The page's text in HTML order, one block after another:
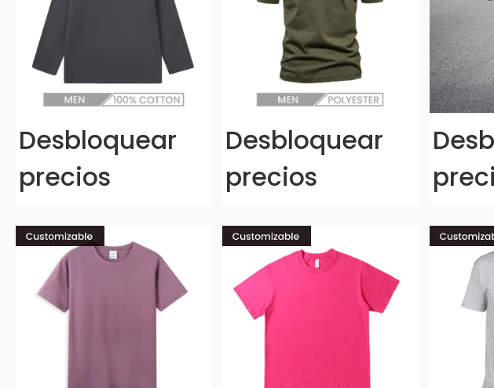
Desbloquear
precios
Desbloquear
precios